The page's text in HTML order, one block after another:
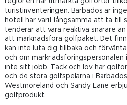
turistinventeringen. Barbados är
hotell har varit långsamma att ta till
tenderar att vara reaktiva snarare
att marknadsföra golfpaket. Det
kan inte luta dig tillbaka och
och om
inte sitt jobb. Tack och lov har
och de stora golfspelarna i Barbados
Westmoreland och Sandy Lane
golfprodukt.